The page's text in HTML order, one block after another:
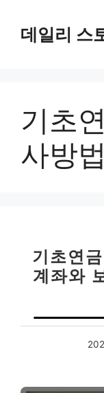
데일리 스
기초
사방법
기초연
계좌와